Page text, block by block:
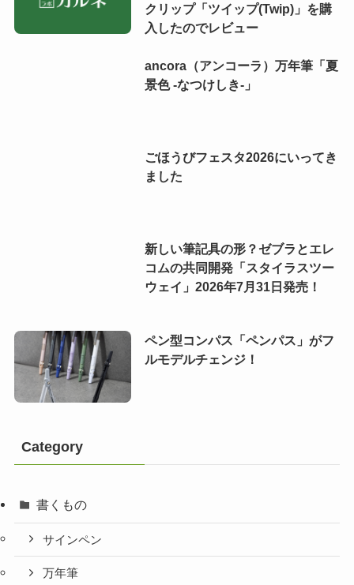
クリップ「ツイップ(Twip)」を購
入したのでレビュー
ancora（アンコーラ）万年筆「夏
景色 -なつけしき-」
ごほうびフェスタ2026にいってき
ました
新しい筆記具の形？ゼブラとエレ
コムの共同開発「スタイラスツー
ウェイ」2026年7月31日発売！
ペン型コンパス「ペンパス」がフ
ルモデルチェンジ！
Category
書くもの
サインペン
万年筆